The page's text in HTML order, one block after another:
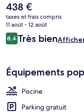
milieu de piscine, une
Le
prix
actuel
est
de
438 €
taxes et frais compris
11 août - 12 août
Avis
voyageurs
8,48,4 sur 10
Très bienAfficher
Équipements
Piscine
Parking gratuit